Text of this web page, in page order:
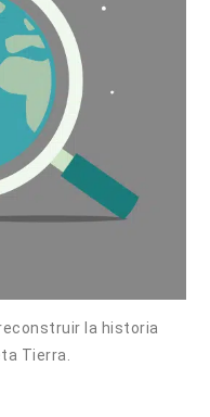
la historia
Tierra.